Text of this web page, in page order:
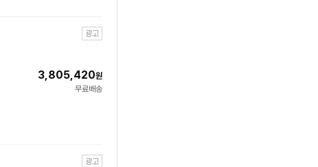
광고
3,805,420원
무료배송
광고